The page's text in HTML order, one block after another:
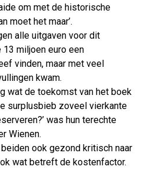
om met de historische
moet het maar’.
alle uitgaven voor dit
13 miljoen euro een
vinden, maar met veel
kwam.
wat de toekomst van het boek
surplusbieb zoveel vierkante
was hun terechte
Wienen.
ook gezond kritisch naar
wat betreft de kostenfactor.